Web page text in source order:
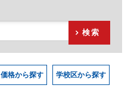
検索
価格から探す 学校区から探す